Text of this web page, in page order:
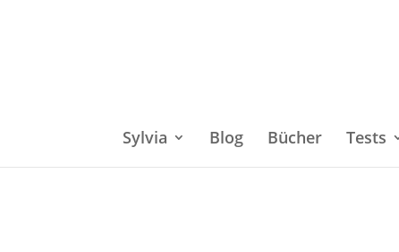
Sylvia Blog Bücher Tests